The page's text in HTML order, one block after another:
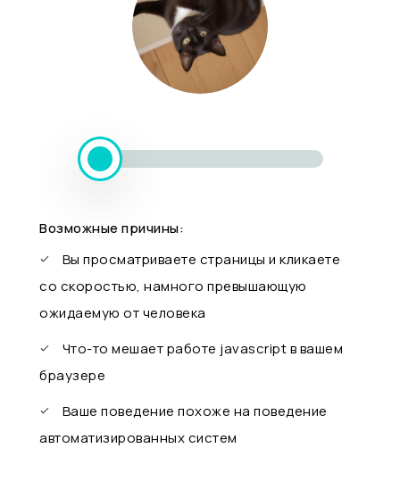
Возможные причины:
Вы просматриваете страницы и кликаете
со скоростью, намного превышающую
ожидаемую от человека
Что-то мешает работе javascript в вашем
браузере
Ваше поведение похоже на поведение
автоматизированных систем